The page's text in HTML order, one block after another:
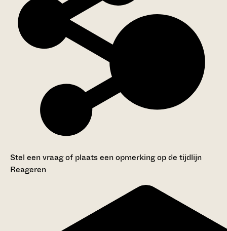
Stel een vraag of plaats een opmerking op de tijdlijn
Reageren